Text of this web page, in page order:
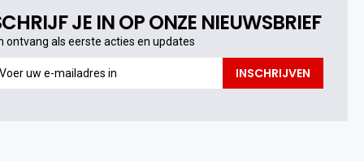
JE IN OP ONZE NIEUWSBRIEF
ontvang als eerste acties en updates
INSCHRIJVEN